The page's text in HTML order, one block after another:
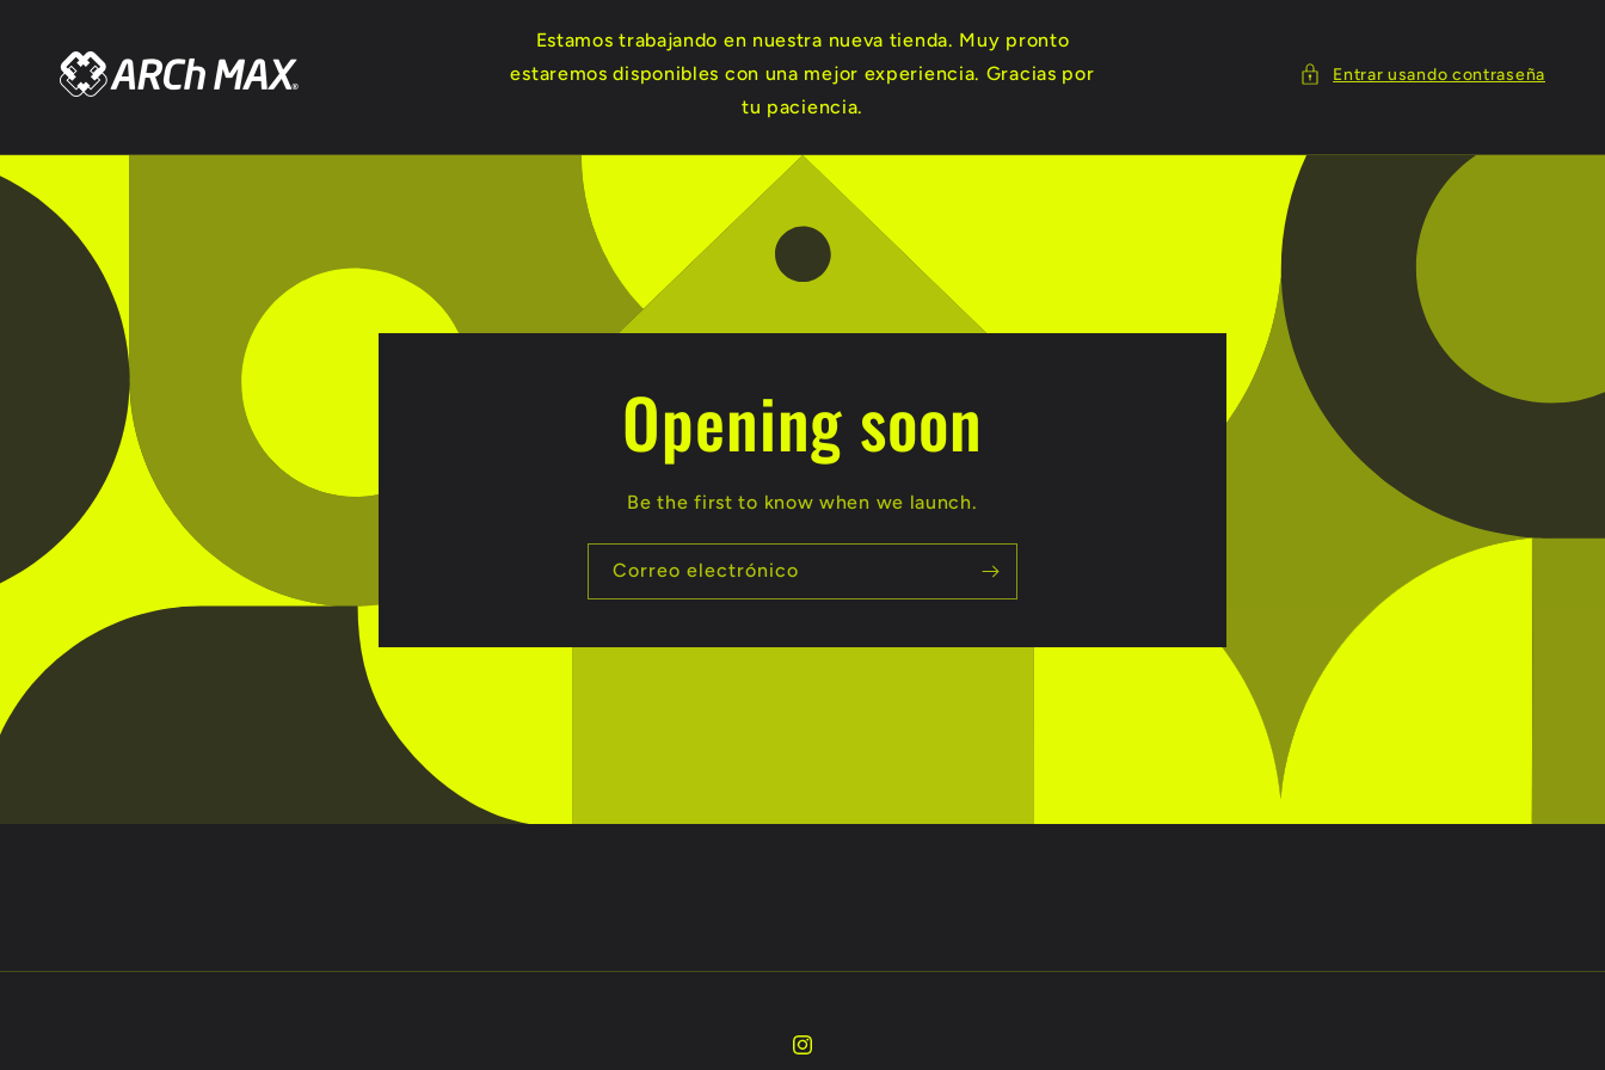
al contenido
Estamos trabajando en nuestra nueva tienda. Muy pronto
estaremos disponibles con una mejor experiencia. Gracias por
tu paciencia.
Entrar usando contraseña
Opening soon
Be the first to know when we launch.
Correo electrónico
Instagram